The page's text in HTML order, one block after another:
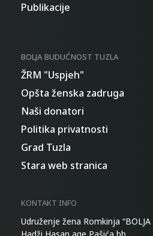
Publikacije
BOLJA BUDUĆNOST TUZLA
ŽRM "Uspjeh"
Opšta ženska zadruga
Naši donatori
Politika privatnosti
Grad Tuzla
Stara web stranica
KONTAKT INFO
Udruženje žena Romkinja “BOLJA